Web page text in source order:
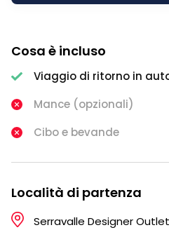
Cosa è incluso
Viaggio di ritorno in
Mance (opzionali)
Cibo e bevande
Località di partenza
Serravalle Designer